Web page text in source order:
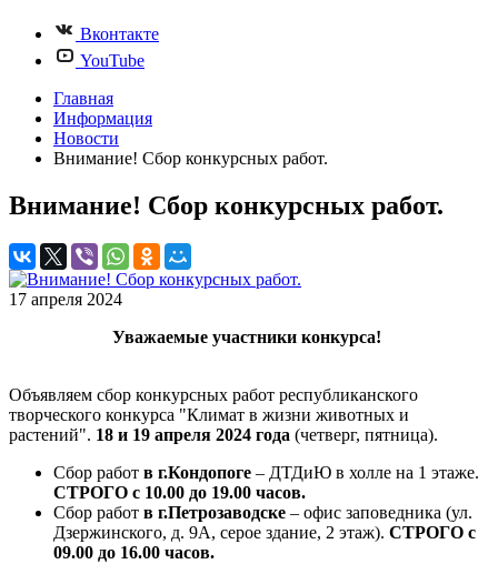
Вконтакте
YouTube
Главная
Информация
Новости
Внимание! Сбор конкурсных работ.
Внимание! Сбор конкурсных работ.
17 апреля 2024
Уважаемые участники конкурса!
Объявляем сбор конкурсных работ республиканского
творческого конкурса "Климат в жизни животных и
растений". 18 и 19 апреля 2024 года (четверг, пятница).
Сбор работ в г.Кондопоге – ДТДиЮ в холле на 1 этаже.
СТРОГО с 10.00 до 19.00 часов.
Сбор работ в г.Петрозаводске – офис заповедника (ул.
Дзержинского, д. 9А, серое здание, 2 этаж). СТРОГО с
09.00 до 16.00 часов.